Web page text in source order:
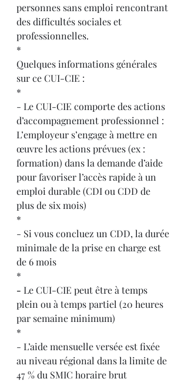
personnes sans emploi rencontrant
des difficultés sociales et
professionnelles.
*
Quelques informations générales
sur ce CUI-CIE :
*
- Le CUI-CIE comporte des actions
d’accompagnement professionnel :
L’employeur s’engage à mettre en
œuvre les actions prévues (ex :
formation) dans la demande d’aide
pour favoriser l’accès rapide à un
emploi durable (CDI ou CDD de
plus de six mois)
*
- Si vous concluez un CDD, la durée
minimale de la prise en charge est
de 6 mois
*
- Le CUI-CIE peut être à temps
plein ou à temps partiel (20 heures
par semaine minimum)
*
- L’aide mensuelle versée est fixée
au niveau régional dans la limite de
47 % du SMIC horaire brut